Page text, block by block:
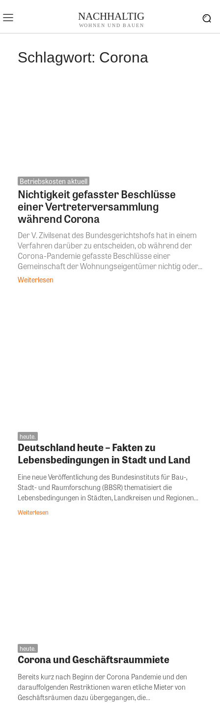
NACHHALTIG
WOHNEN UND BAUEN
Schlagwort: Corona
Betriebskosten aktuell
Nichtigkeit gefasster Beschlüsse
einer Vertreterversammlung
während Corona
Der V. Zivilsenat des Bundesgerichtshofs hat in einem
Verfahren darüber zu entscheiden, ob während der
Corona-Pandemie gefasste Beschlüsse einer
Gemeinschaft der Wohnungseigentümer nichtig oder...
Weiterlesen
heute.
Deutschland heute – Fakten zu
Lebensbedingungen in Stadt und Land
Eine neue Veröffentlichung des Bundesinstituts für Bau-,
Stadt- und Raumforschung (BBSR) thematisiert die
Lebensbedingungen in Städten, Landkreisen und Regionen...
Weiterlesen
heute.
Corona und Geschäftsraummiete
Bereits kurz nach Beginn der Corona Pandemie und den
darauffolgenden Restriktionen waren etliche Mieter von
Geschäftsräumen dazu übergegangen, die...